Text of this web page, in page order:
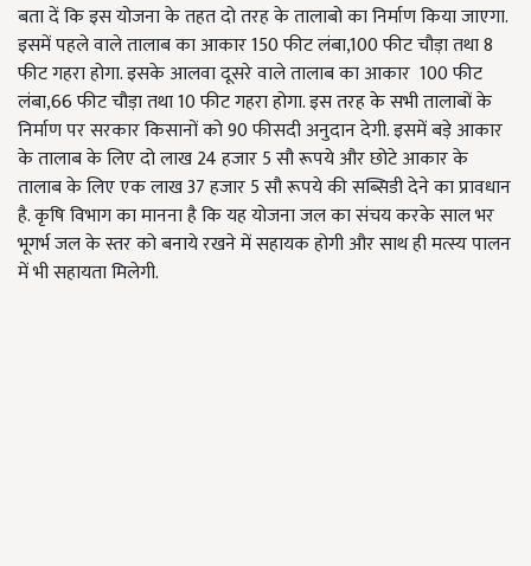
बता दें कि इस योजना के तहत दो तरह के तालाबो का निर्माण किया जाएगा.
इसमें पहले वाले तालाब का आकार 150 फीट लंबा,100 फीट चौड़ा तथा 8
फीट गहरा होगा. इसके आलवा दूसरे वाले तालाब का आकार 100 फीट
लंबा,66 फीट चौड़ा तथा 10 फीट गहरा होगा. इस तरह के सभी तालाबों के
निर्माण पर सरकार किसानों को 90 फीसदी अनुदान देगी. इसमें बड़े आकार
के तालाब के लिए दो लाख 24 हजार 5 सौ रूपये और छोटे आकार के
तालाब के लिए एक लाख 37 हजार 5 सौ रूपये की सब्सिडी देने का प्रावधान
है. कृषि विभाग का मानना है कि यह योजना जल का संचय करके साल भर
भूगर्भ जल के स्तर को बनाये रखने में सहायक होगी और साथ ही मत्स्य पालन
में भी सहायता मिलेगी.